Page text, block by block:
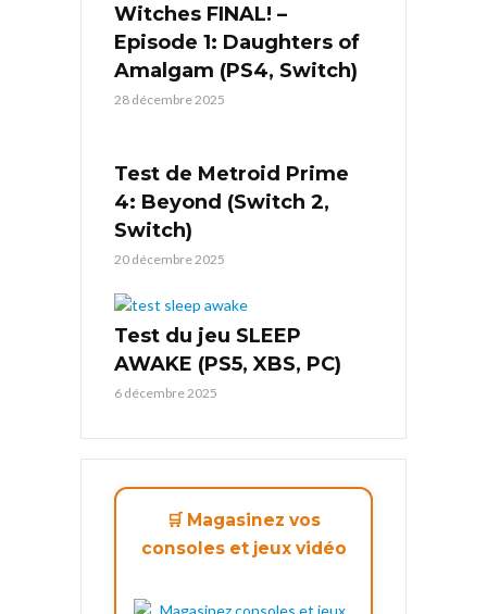
Witches FINAL! –
Episode 1: Daughters of
Amalgam (PS4, Switch)
28 décembre 2025
Test de Metroid Prime
4: Beyond (Switch 2,
Switch)
20 décembre 2025
Test du jeu SLEEP
AWAKE (PS5, XBS, PC)
6 décembre 2025
🛒 Magasinez vos
consoles et jeux vidéo